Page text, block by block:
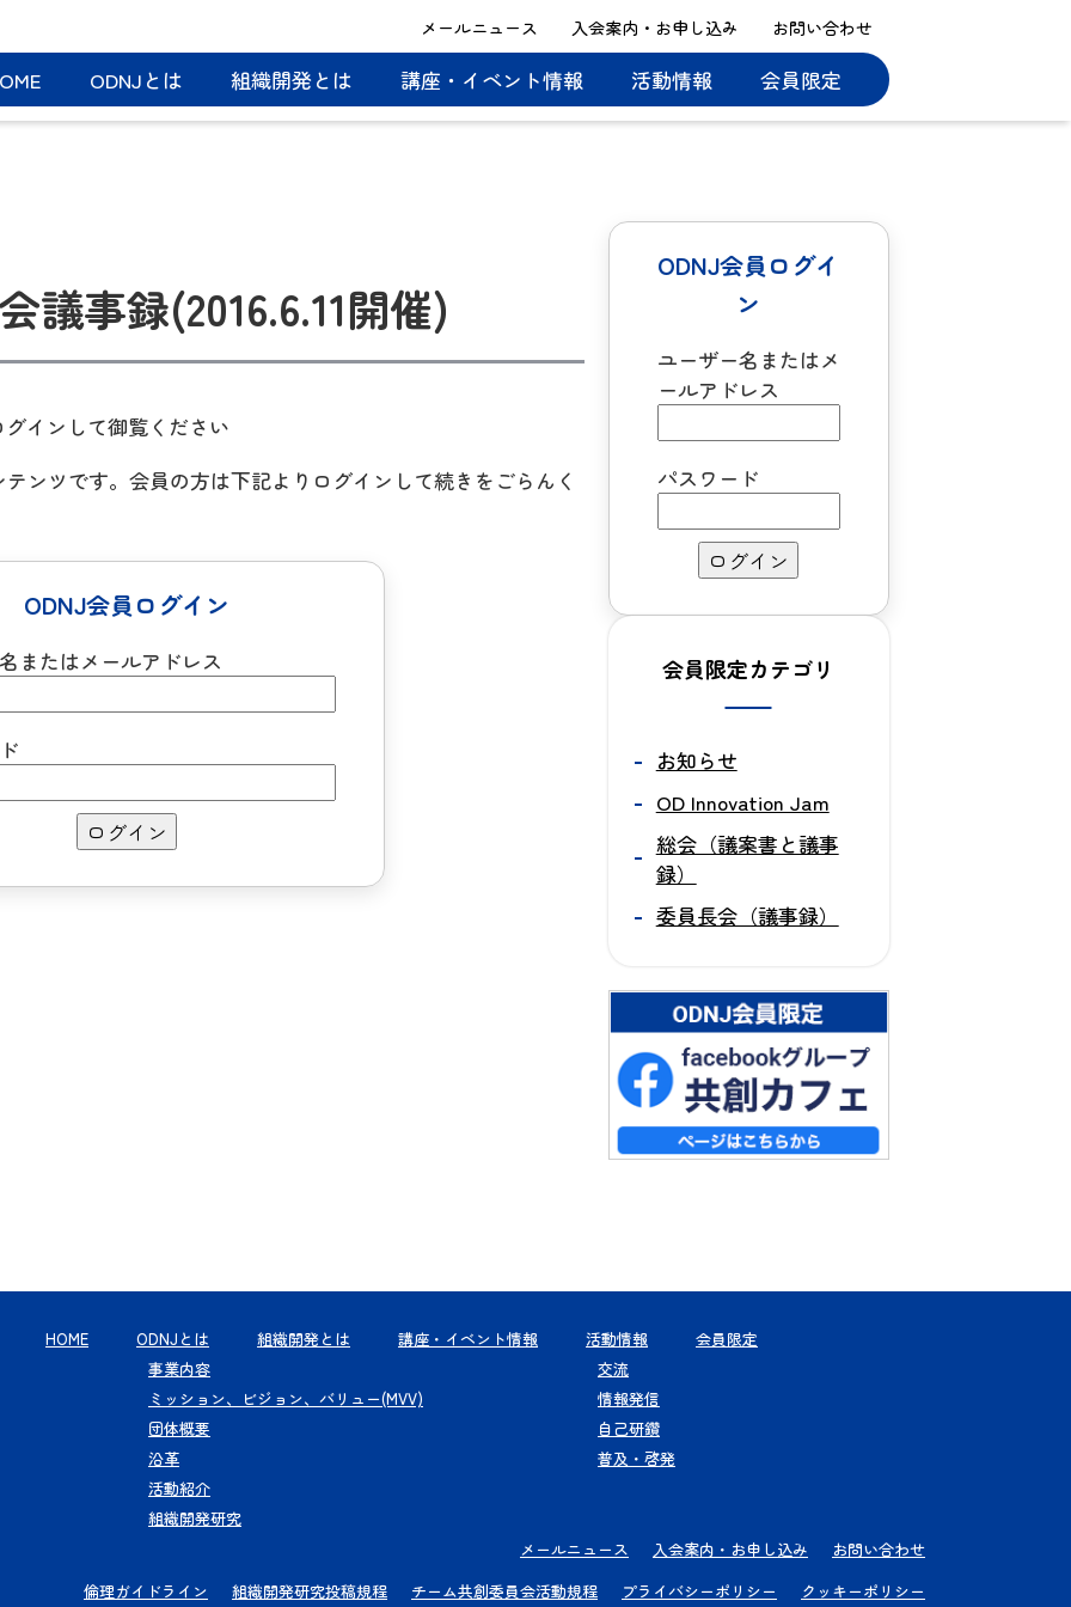
メールニュース 入会案内・お申し込み お問い合わせ
ODNJとは 組織開発とは 講座・イベント情報 活動情報 会員限定
議事録(2016.6.11開催)
インして御覧ください
ンツです。会員の方は下記よりログインして続きをごらんく
ODNJ会員ログイン
またはメールアドレス
ODNJ会員ログイ
ン
ユーザー名またはメ
ールアドレス
パスワード
会員限定カテゴリ
お知らせ
OD Innovation Jam
総会（議案書と議事
録）
委員長会（議事録）
HOME
ODNJとは
事業内容
ミッション、ビジョン、バリュー(MVV)
団体概要
沿革
活動紹介
組織開発研究
組織開発とは 講座・イベント情報
活動情報
交流
情報発信
自己研鑽
普及・啓発
会員限定
メールニュース 入会案内・お申し込み
お問い合わせ
倫理ガイドライン
組織開発研究投稿規程 チーム共創委員会活動規程 プライバシーポリシー クッキーポリシー